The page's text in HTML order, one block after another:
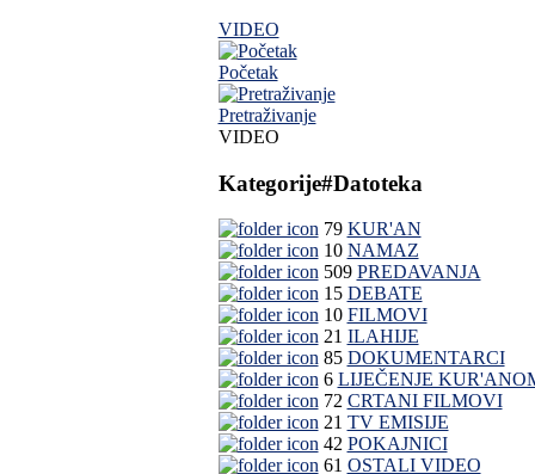
VIDEO
Početak
Pretraživanje
VIDEO
Kategorije#Datoteka
79 KUR'AN
10 NAMAZ
509 PREDAVANJA
15 DEBATE
10 FILMOVI
21 ILAHIJE
85 DOKUMENTARCI
6 LIJEČENJE
72 CRTANI FILMOVI
21 TV EMISIJE
42 POKAJNICI
61 OSTALI VIDEO